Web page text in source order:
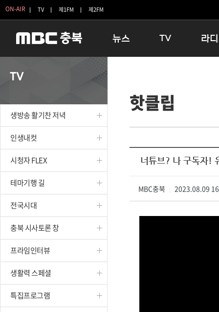
ON-AIR TV 제1FM 제2FM
뉴스
보은
옥천
TV
인생내컷
테마기행 길
시청자 FLEX
특집프로그램
종영프로그램
라
TV
생방송 활기찬 저녁
인생내컷
시청자 FLEX
테마기행 길
전국시대
충북 시사토론 창
프라임인터뷰
생활력 스페셜
특집프로그램
핫클립
너튜브? 나 구독자!
MBC충북 2023.08.09